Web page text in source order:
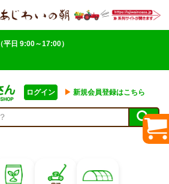
（平日 9:00～17:00）
ログイン ▶︎ 新規会員登録はこちら